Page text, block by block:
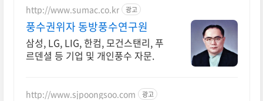
http://www.sumac.co.kr 광고
풍수권위자 동방풍수연구원
삼성, LG, LIG, 한컴, 모건스탠리, 푸
르덴셜 등 기업 및 개인풍수 자문.
http://www.sjpoongsoo.com 광고